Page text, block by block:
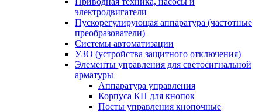
электродвигатели
Пускорегулирующая аппаратура (частотные
преобразователи)
Системы автоматизации
УЗО (устройства защитного отключения)
Элементы управления для светосигнальной
арматуры
Аппаратура управления
Корпуса КП для кнопок
Посты управления кнопочные